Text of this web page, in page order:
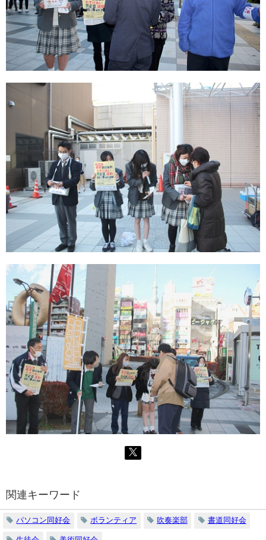
関連キーワード
パソコン同好会 ボランティア 吹奏楽部 書道同好会